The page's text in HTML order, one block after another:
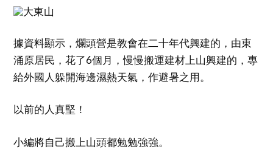
據資料顯示，爛頭營是教會在二十年代興建的，由東
涌原居民，花了6個月，慢慢搬運建材上山興建的，專
給外國人躲開海邊濕熱天氣，作避暑之用。
以前的人真堅！
小編將自己搬上山頭都勉勉強強。